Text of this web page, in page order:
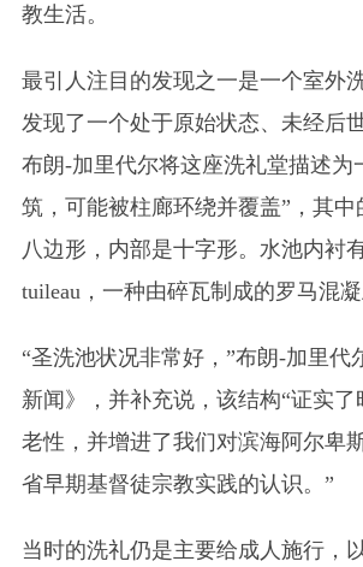
教生活。
最引人注目的发现之一是一个室外
发现了一个处于原始状态、未经后
布朗-加里代尔将这座洗礼堂描述为
筑，可能被柱廊环绕并覆盖”，其
八边形，内部是十字形。水池内衬
tuileau，一种由碎瓦制成的罗马混凝
“圣洗池状况非常好，”布朗-加里代
新闻》，并补充说，该结构“证实
老性，并增进了我们对滨海阿尔卑
省早期基督徒宗教实践的认识。”
当时的洗礼仍是主要给成人施行，